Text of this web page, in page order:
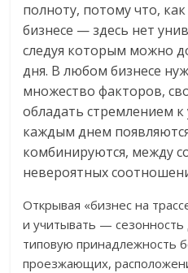
полноту, потому что,
бизнесе — здесь нет
следуя которым можно
дня. В любом бизнесе
множество факторов,
обладать стремлением к
каждым днем
комбинируются, между
невероятных
Открывая «бизнес на
и учитывать —
типовую принадлежность
проезжающих,